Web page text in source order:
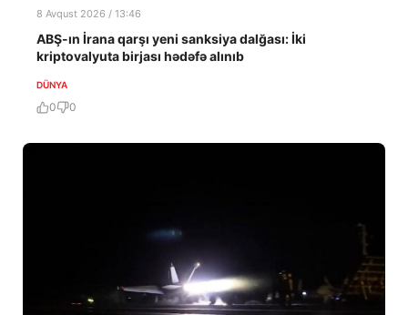
8 Avqust 2026 / 13:46
ABŞ-ın İrana qarşı yeni sanksiya dalğası: İki
kriptovalyuta birjası hədəfə alınıb
DÜNYA
0 0